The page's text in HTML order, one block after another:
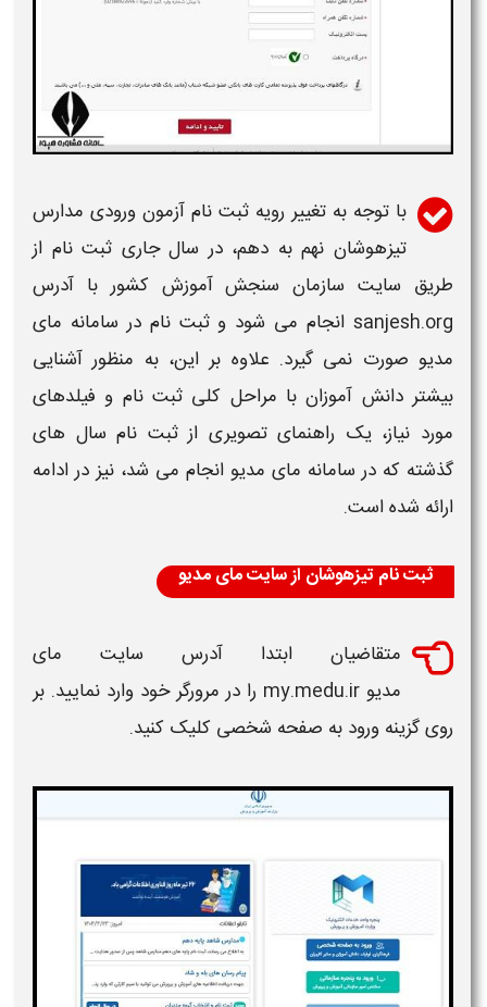
با توجه به تغییر رویه ثبت نام آزمون ورودی مدارس
تیزهوشان نهم به دهم، در سال جاری ثبت نام از
طریق سایت سازمان سنجش آموزش کشور با آدرس
sanjesh.org انجام می شود و ثبت نام در سامانه مای
مدیو صورت نمی گیرد. علاوه بر این، به منظور آشنایی
بیشتر دانش آموزان با مراحل کلی ثبت نام و فیلدهای
مورد نیاز، یک راهنمای تصویری از ثبت نام سال های
گذشته که در سامانه مای مدیو انجام می شد، نیز در ادامه
ارائه شده است.
ثبت نام تیزهوشان از سایت مای مدیو
متقاضیان ابتدا آدرس سایت مای
مدیو my.medu.ir را در مرورگر خود وارد نمایید. بر
روی گزینه ورود به صفحه شخصی کلیک کنید.